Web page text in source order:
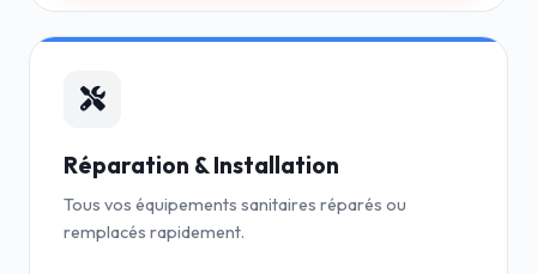
Réparation & Installation
Tous vos équipements sanitaires réparés ou
remplacés rapidement.